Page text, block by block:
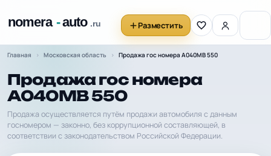
Разместить
Главная Московская область Продажа гос номера А040МВ 550
Продажа гос номера
А040МВ 550
Продажа осуществляется путём продажи автомобиля с данным
госномером — законно, без коррупционной составляющей, в
соответствии с законодательством Российской Федерации.